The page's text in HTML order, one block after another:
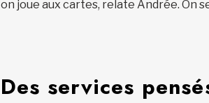
on joue aux cartes, relate Andrée. On
Des services